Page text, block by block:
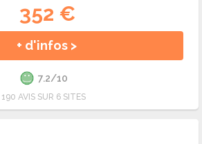
352 €
+ d'infos >
7.2/10
190 AVIS SUR 6 SITES